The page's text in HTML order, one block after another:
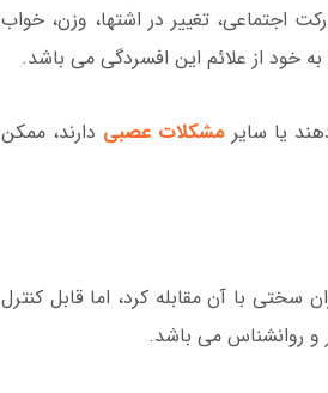
اجتماعی، تغییر در اشتها، وزن، خواب
به خود از علائم این افسردگی می باشد.
یا سایر مشکلات عصبی دارند، ممکن
سختی با آن مقابله کرد، اما قابل کنترل
و روانشناس می باشد.